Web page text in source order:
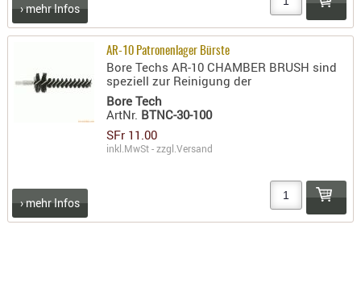
› mehr Infos
AR-10 Patronenlager Bürste
Bore Techs AR-10 CHAMBER BRUSH sind
speziell zur Reinigung der
Bore Tech
ArtNr. BTNC-30-100
SFr 11.00
inkl.MwSt - zzgl.Versand
› mehr Infos